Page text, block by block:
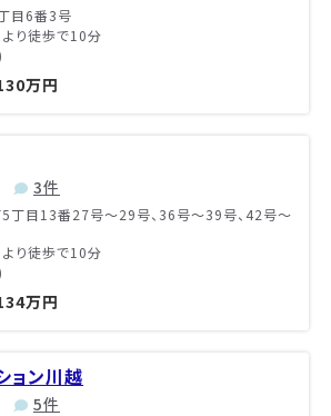
目6番3号
より徒歩で10分
万円
3件
丁目13番27号〜29号、36号〜39号、42号〜
より徒歩で10分
万円
ョン川越
5件